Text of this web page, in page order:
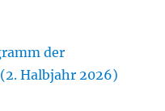
der
Halbjahr 2026)